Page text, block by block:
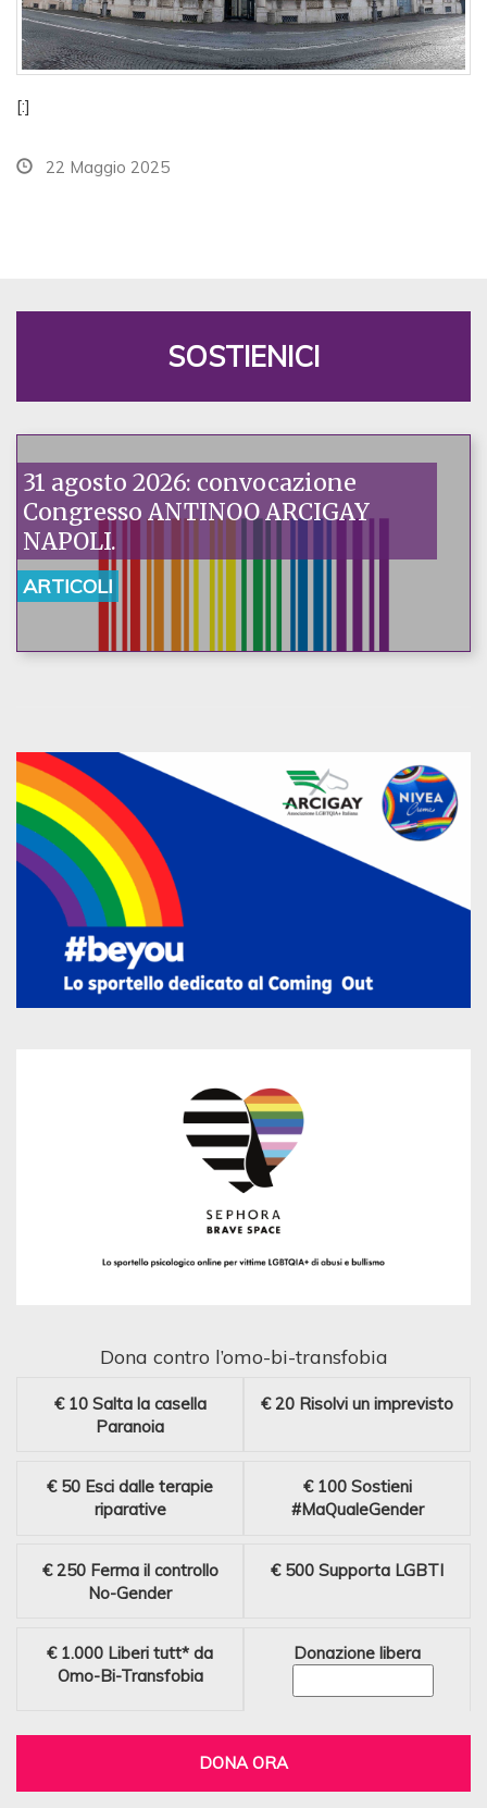
[:]
22 Maggio 2025
SOSTIENICI
31 agosto 2026: convocazione
Congresso ANTINOO ARCIGAY
NAPOLI.
ARTICOLI
Dona contro l’omo-bi-transfobia
€ 10 Salta la casella
Paranoia
€ 20 Risolvi un imprevisto
€ 50 Esci dalle terapie
riparative
€ 100 Sostieni
#MaQualeGender
€ 250 Ferma il controllo
No-Gender
€ 500 Supporta LGBTI
€ 1.000 Liberi tutt* da
Omo-Bi-Transfobia
Donazione libera
DONA ORA